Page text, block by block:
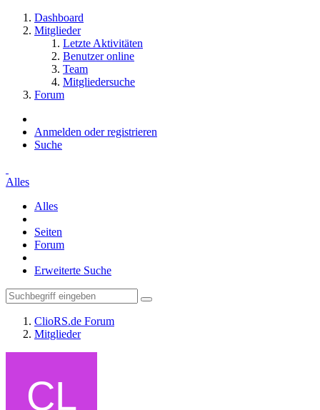
Dashboard
Mitglieder
Letzte Aktivitäten
Benutzer online
Team
Mitgliedersuche
Forum
Anmelden oder registrieren
Suche
Alles
Alles
Seiten
Forum
Erweiterte Suche
ClioRS.de Forum
Mitglieder